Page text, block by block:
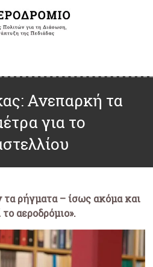
Ανεπαρκή τα
για το
ρήγματα – ίσως ακόμα και
αεροδρόμιο».